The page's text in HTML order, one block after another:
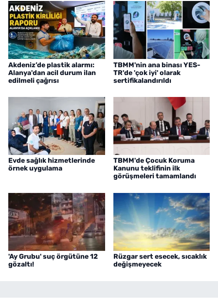
Akdeniz’de plastik alarmı:
Alanya'dan acil durum ilan
edilmeli çağrısı
TBMM'nin ana binası YES-
TR'de 'çok iyi' olarak
sertifikalandırıldı
Evde sağlık hizmetlerinde
örnek uygulama
TBMM'de Çocuk Koruma
Kanunu teklifinin ilk
görüşmeleri tamamlandı
'Ay Grubu' suç örgütüne 12
gözaltı!
Rüzgar sert esecek, sıcaklık
değişmeyecek